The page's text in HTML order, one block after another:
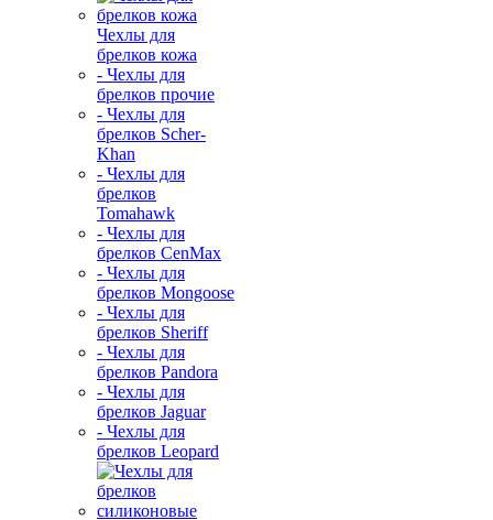
Чехлы для
брелков кожа
- Чехлы для
брелков прочие
- Чехлы для
брелков Scher-
Khan
- Чехлы для
брелков
Tomahawk
- Чехлы для
брелков CenMax
- Чехлы для
брелков Mongoose
- Чехлы для
брелков Sheriff
- Чехлы для
брелков Pandora
- Чехлы для
брелков Jaguar
- Чехлы для
брелков Leopard